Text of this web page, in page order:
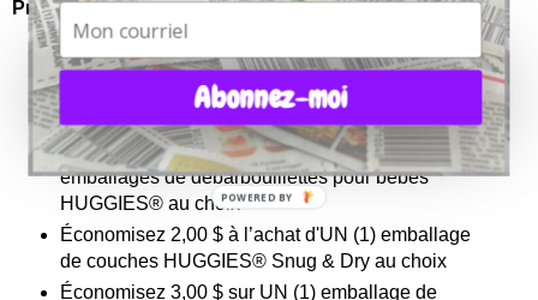
Produits Huggies:
Économisez 2,50$ à l’achat d’UN (1) emballage
de couches HUGGIES® Little Movers, Little
Snugglers ou Overnites
Économisez 2,00$ à l’achat de DEUX (2)
emballages de débarbouillettes pour bébés
HUGGIES® au choix
Économisez 2,00 $ à l’achat d'UN (1) emballage
de couches HUGGIES® Snug & Dry au choix
Économisez 3,00 $ sur UN (1) emballage de
Abonnez-moi
POWERED BY